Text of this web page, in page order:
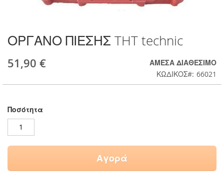
ΟΡΓΑΝΟ ΠΙΕΣΗΣ THT technic
51,90 €
ΆΜΕΣΑ ΔΙΑΘΈΣΙΜΟ
ΚΩΔΙΚΟΣ
66021
Ποσότητα
Αγορά
Μετάβαση
στην
αρχή
της
εικόνων